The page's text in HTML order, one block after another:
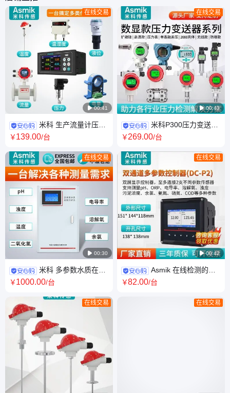
 00:41
在线交易
米科 生产流量计压力
变送器液位计温度传感器记录
￥139.00/台
 00:30
在线交易
米科 多参数水质在线
监测仪 浊度溶解氧电导率PH余
￥1000.00/台
在线交易
 00:43
在线交易
米科P300压力变送器
试仪扩散硅 全量程定制 4-
￥269.00/台
 00:42
在线交易
Asmik 在线检测的污
水PH计 分体式PH探头酸度控
￥82.00/台
在线交易